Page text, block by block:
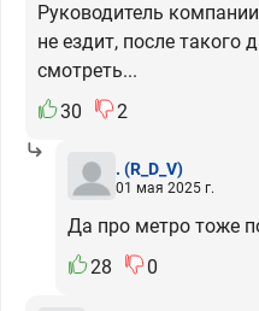
Руководитель
не ездит, после
смотреть...
30
2
. (R_D_V)
01 мая 2025 г.
Да про метро тоже
28
0